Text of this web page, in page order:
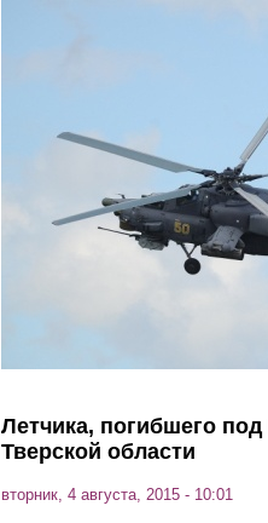
Летчика, погибшего
Тверской области
вторник, 4 августа, 2015 - 10:01